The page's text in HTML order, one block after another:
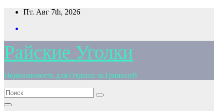
Перейти
содержимому
Пт. Авг 7th, 2026
Райские Уголки
Недвижимость для Отдыха за Границей